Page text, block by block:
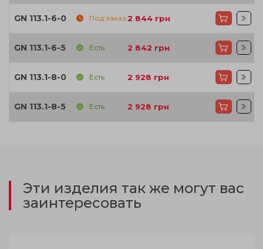
GN 113.1-6-0 Под заказ 2 844 грн
GN 113.1-6-5 Есть 2 842 грн
GN 113.1-8-0 Есть 2 928 грн
GN 113.1-8-5 Есть 2 928 грн
Эти изделия так же могут вас
заинтересовать